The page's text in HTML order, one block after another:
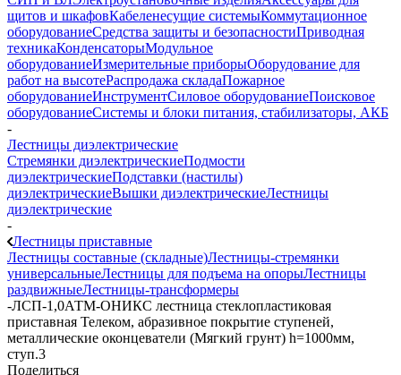
щитов и шкафовКабеленесущие системыКоммутационное
оборудованиеСредства защиты и безопасностиПриводная
техникаКонденсаторыМодульное
оборудованиеИзмерительные приборыОборудование для
работ на высотеРаспродажа складаПожарное
оборудованиеИнструментСиловое оборудованиеПоисковое
оборудованиеСистемы и блоки питания, стабилизаторы, АКБ
-
Лестницы диэлектрические
Стремянки диэлектрическиеПодмости
диэлектрическиеПодставки (настилы)
диэлектрическиеВышки диэлектрическиеЛестницы
диэлектрические
-
Лестницы приставные
Лестницы составные (складные)Лестницы-стремянки
универсальныеЛестницы для подъема на опорыЛестницы
раздвижныеЛестницы-трансформеры
-ЛСП-1,0АТМ-ОНИКС лестница стеклопластиковая
приставная Телеком, абразивное покрытие ступеней,
металлические оконцеватели (Мягкий грунт) h=1000мм,
ступ.3
Поделиться